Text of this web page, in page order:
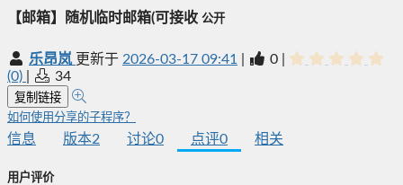
【邮箱】随机临时邮箱(可接收 公开
乐昂岚 更新于 2026-03-17 09:41 0
(0)
34
复制链接
如何使用分享的子程序？
信息 版本2 讨论0 点评0 相关
用户评价